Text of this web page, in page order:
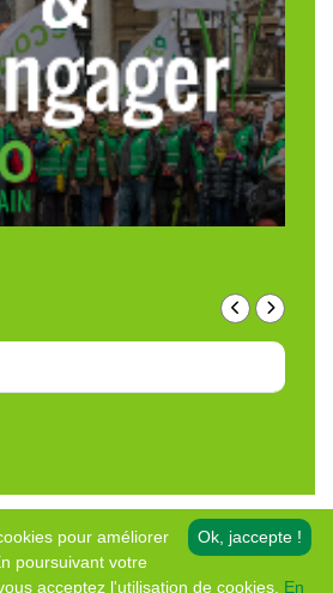
Ok, jaccepte !
pour améliorer
poursuivant votre
acceptez l'utilisation de cookies. En